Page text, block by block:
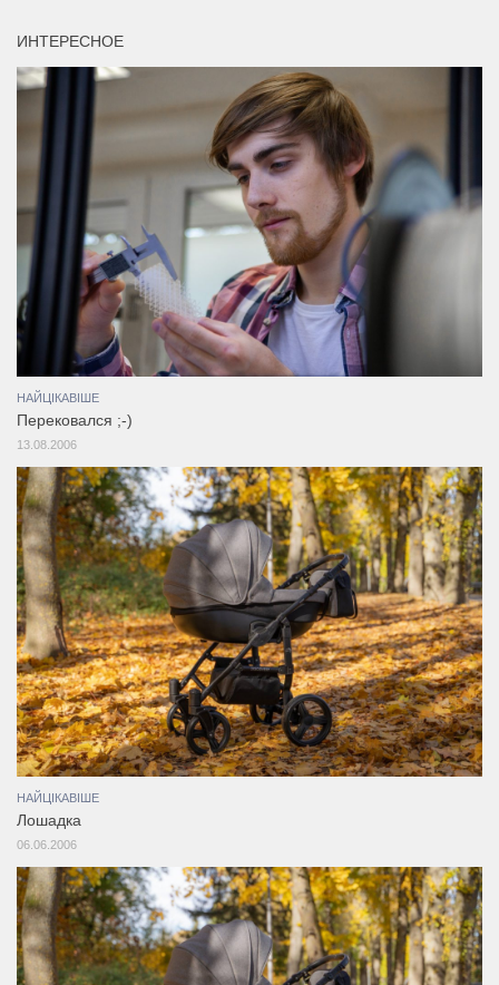
ИНТЕРЕСНОЕ
НАЙЦІКАВІШЕ
Перековался ;-)
13.08.2006
НАЙЦІКАВІШЕ
Лошадка
06.06.2006